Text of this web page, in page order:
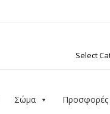
Σώμα Προσφορές